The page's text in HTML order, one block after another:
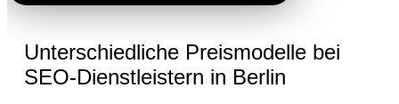
Unterschiedliche Preismodelle bei
SEO-Dienstleistern in Berlin